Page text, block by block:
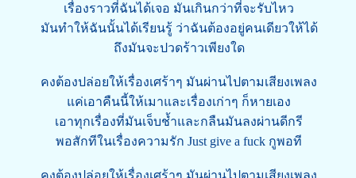
เรื่องราวที่ฉันได้เจอ มันเกินกว่าที่จะรับไหว
มันทำให้ฉันนั้นได้เรียนรู้ ว่าฉันต้องอยู่คนเดียวให้ได้
ถึงมันจะปวดร้าวเพียงใด
คงต้องปล่อยให้เรื่องเศร้าๆ มันผ่านไปตามเสียงเพลง
แค่เอาคืนนี้ให้เมาและเรื่องเก่าๆ ก็หายเอง
เอาทุกเรื่องที่มันเจ็บช้ำและกลืนมันลงผ่านดีกรี
พอสักทีในเรื่องความรัก Just give a fuck กูพอที